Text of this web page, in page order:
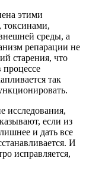
этими
среды, а
репарации не
старения, что
процессе
так
исследования,
если из
и дать все
И
исправляется,